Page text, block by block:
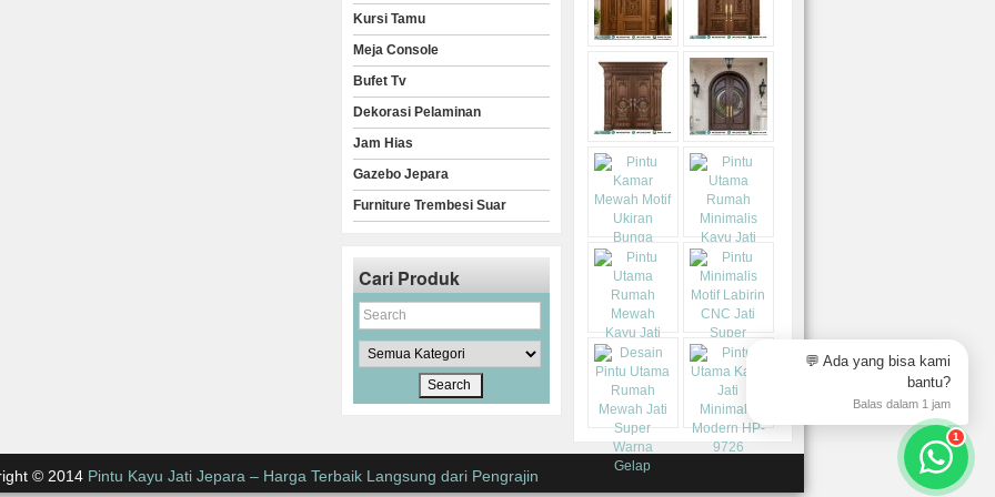
Kursi Tamu
Meja Console
Bufet Tv
Dekorasi Pelaminan
Jam Hias
Gazebo Jepara
Furniture Trembesi Suar
Cari Produk
© 2014 Pintu Kayu Jati Jepara – Harga Terbaik Langsung dari Pengrajin
💬 Ada yang bisa kami
bantu?
Balas dalam 1 jam
1